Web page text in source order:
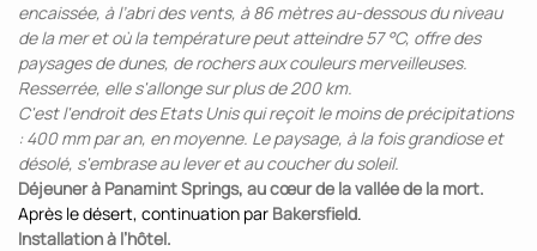
encaissée, à l’abri des vents, à 86 mètres au-dessous du niveau
de la mer et où la température peut atteindre 57 °C, offre des
paysages de dunes, de rochers aux couleurs merveilleuses.
Resserrée, elle s'allonge sur plus de 200 km.
C'est l'endroit des Etats Unis qui reçoit le moins de précipitations
: 400 mm par an, en moyenne. Le paysage, à la fois grandiose et
désolé, s'embrase au lever et au coucher du soleil.
Déjeuner à Panamint Springs, au cœur de la vallée de la mort.
Après le désert, continuation par Bakersfield.
Installation à l’hôtel.